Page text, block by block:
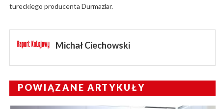
tureckiego producenta Durmazlar.
Michał Ciechowski
POWIĄZANE ARTYKUŁY